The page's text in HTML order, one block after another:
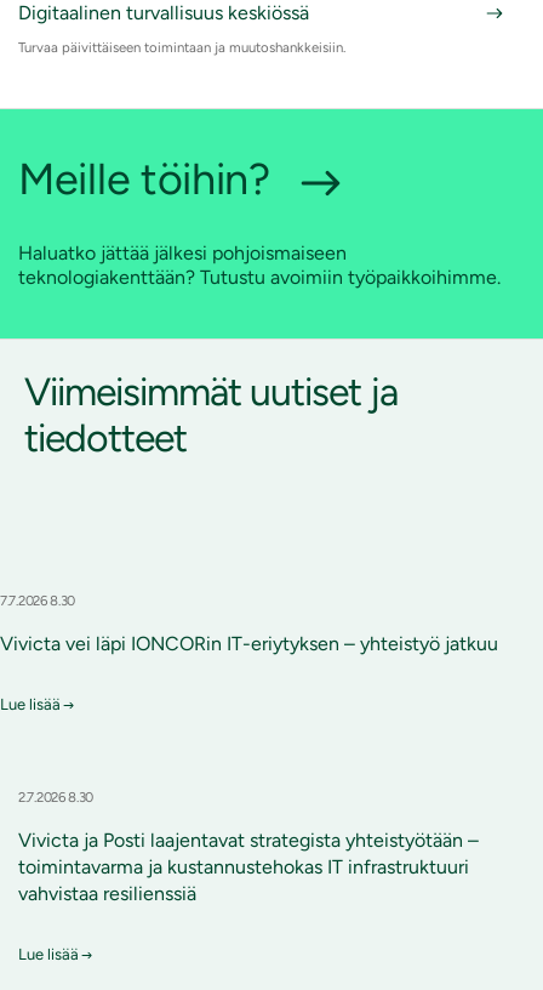
Digitaalinen turvallisuus keskiössä
Turvaa päivittäiseen toimintaan ja muutoshankkeisiin.
Meille töihin?
Haluatko jättää jälkesi pohjoismaiseen
teknologiakenttään? Tutustu avoimiin työpaikkoihimme.
Viimeisimmät uutiset ja
tiedotteet
7.7.2026 8.30
Vivicta vei läpi IONCORin IT-eriytyksen – yhteistyö jatkuu
Lue lisää
2.7.2026 8.30
Vivicta ja Posti laajentavat strategista yhteistyötään –
toimintavarma ja kustannustehokas IT infrastruktuuri
vahvistaa resilienssiä
Lue lisää